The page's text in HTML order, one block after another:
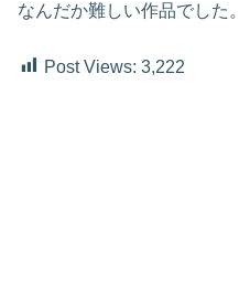
なんだか難しい作品でした。
Post Views: 3,222